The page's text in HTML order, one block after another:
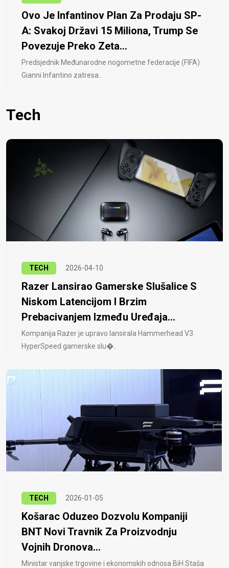
Ovo Je Infantinov Plan Za Prodaju SP-
A: Svakoj Državi 15 Miliona, Trump Se
Povezuje Preko Zeta...
Predsjednik Međunarodne nogometne federacije (FIFA)
Gianni Infantino zatresa..
Tech
TECH 2026-04-10
Razer Lansirao Gamerske Slušalice S
Niskom Latencijom I Brzim
Prebacivanjem Između Uređaja...
Kompanija Razer je upravo lansirala Hammerhead V3
HyperSpeed ​​gamerske slu�..
TECH 2026-01-05
Košarac Oduzeo Dozvolu Kompaniji
BNT Novi Travnik Za Proizvodnju
Vojnih Dronova...
Ministar vanjske trgovine i ekonomskih odnosa BiH Staša